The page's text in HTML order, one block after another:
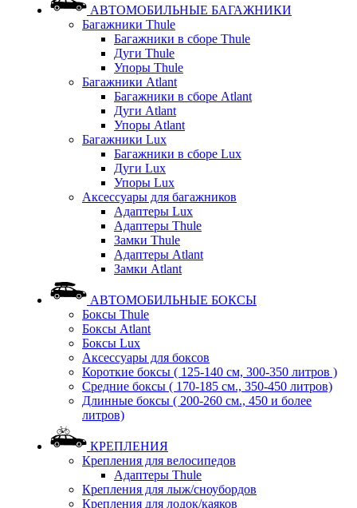
АВТОМОБИЛЬНЫЕ БАГАЖНИКИ
Багажники Thule
Багажники в сборе Thule
Дуги Thule
Упоры Thule
Багажники Atlant
Багажники в сборе Atlant
Дуги Atlant
Упоры Atlant
Багажники Lux
Багажники в сборе Lux
Дуги Lux
Упоры Lux
Аксессуары для багажников
Адаптеры Lux
Адаптеры Thule
Замки Thule
Адаптеры Atlant
Замки Atlant
АВТОМОБИЛЬНЫЕ БОКСЫ
Боксы Thule
Боксы Atlant
Боксы Lux
Аксессуары для боксов
Короткие боксы ( 125-140 см, 300-350 литров )
Средние боксы ( 170-185 см., 350-450 литров)
Длинные боксы ( 200-260 см., 450 и более
литров)
КРЕПЛЕНИЯ
Крепления для велосипедов
Адаптеры Thule
Крепления для лыж/сноубордов
Крепления для лодок/каяков